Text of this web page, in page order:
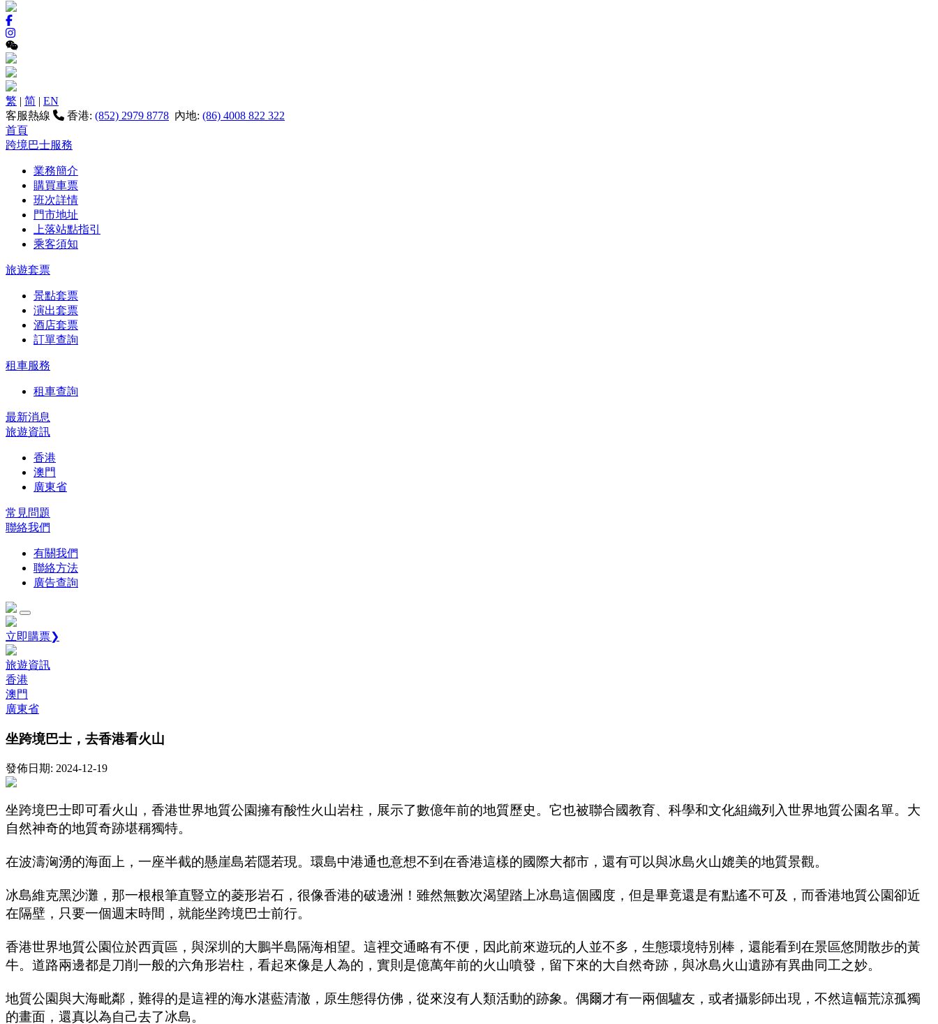
繁 | 简 | EN
客服熱線
香港: (852) 2979 8778 內地: (86) 4008 822 322
首頁
跨境巴士服務
業務簡介
購買車票
班次詳情
門市地址
上落站點指引
乘客須知
旅遊套票
景點套票
演出套票
酒店套票
訂單查詢
租車服務
租車查詢
最新消息
旅遊資訊
香港
澳門
廣東省
常見問題
聯絡我們
有關我們
聯絡方法
廣告查詢
立即購票❯
旅遊資訊
香港
澳門
廣東省
坐跨境巴士，去香港看火山
發佈日期: 2024-12-19
坐跨境巴士即可看火山，香港世界地質公園擁有酸性火山岩柱，展示了數億年前的地質歷史。它也被聯合國教育、科學和文化組織列入世界地質公園名單。大
自然神奇的地質奇跡堪稱獨特。
在波濤洶湧的海面上，一座半截的懸崖島若隱若現。環島中港通也意想不到在香港這樣的國際大都市，還有可以與冰島火山媲美的地質景觀。
冰島維克黑沙灘，那一根根筆直豎立的菱形岩石，很像香港的破邊洲！雖然無數次渴望踏上冰島這個國度，但是畢竟還是有點遙不可及，而香港地質公園卻近
在隔壁，只要一個週末時間，就能坐跨境巴士前行。
香港世界地質公園位於西貢區，與深圳的大鵬半島隔海相望。這裡交通略有不便，因此前來遊玩的人並不多，生態環境特別棒，還能看到在景區悠閒散步的黃
牛。道路兩邊都是刀削一般的六角形岩柱，看起來像是人為的，實則是億萬年前的火山噴發，留下來的大自然奇跡，與冰島火山遺跡有異曲同工之妙。
地質公園與大海毗鄰，難得的是這裡的海水湛藍清澈，原生態得仿佛，從來沒有人類活動的跡象。偶爾才有一兩個驢友，或者攝影師出現，不然這幅荒涼孤獨
的畫面，還真以為自己去了冰島。